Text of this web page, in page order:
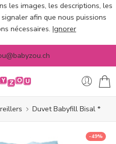
les images, les descriptions, les
afin que nous puissions
nécessaires. Ignorer
Duvet Babyfill Bisal *
-49%